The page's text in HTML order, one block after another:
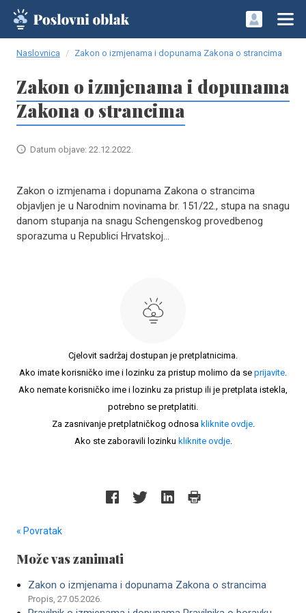
Naslovnica Zakon o izmjenama i dopunama Zakona o strancima
Zakon o izmjenama i dopunama
Zakona o strancima
Datum objave: 22.12.2022.
Zakon o izmjenama i dopunama Zakona o strancima
objavljen je u Narodnim novinama br. 151/22., stupa na snagu
danom stupanja na snagu Schengenskog provedbenog
sporazuma u Republici Hrvatskoj...
Cjelovit sadržaj dostupan je pretplatnicima.
Ako imate korisničko ime i lozinku za pristup molimo da se prijavite.
Ako nemate korisničko ime i lozinku za pristup ili je pretplata istekla,
potrebno se pretplatiti.
Za zasnivanje pretplatničkog odnosa kliknite ovdje.
Ako ste zaboravili lozinku kliknite ovdje.
« Povratak
Može vas zanimati
Zakon o izmjenama i dopunama Zakona o strancima
Propis, 27.05.2026.